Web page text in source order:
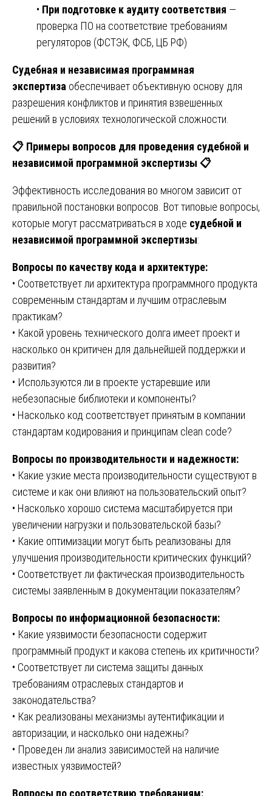
• При подготовке к аудиту соответствия —
проверка ПО на соответствие требованиям
регуляторов (ФСТЭК, ФСБ, ЦБ РФ)
Судебная и независимая программная
экспертиза обеспечивает объективную основу для
разрешения конфликтов и принятия взвешенных
решений в условиях технологической сложности.
📋 Примеры вопросов для проведения судебной и
независимой программной экспертизы 📋
Эффективность исследования во многом зависит от
правильной постановки вопросов. Вот типовые вопросы,
которые могут рассматриваться в ходе судебной и
независимой программной экспертизы:
Вопросы по качеству кода и архитектуре:
• Соответствует ли архитектура программного продукта
современным стандартам и лучшим отраслевым
практикам?
• Какой уровень технического долга имеет проект и
насколько он критичен для дальнейшей поддержки и
развития?
• Используются ли в проекте устаревшие или
небезопасные библиотеки и компоненты?
• Насколько код соответствует принятым в компании
стандартам кодирования и принципам clean code?
Вопросы по производительности и надежности:
• Какие узкие места производительности существуют в
системе и как они влияют на пользовательский опыт?
• Насколько хорошо система масштабируется при
увеличении нагрузки и пользовательской базы?
• Какие оптимизации могут быть реализованы для
улучшения производительности критических функций?
• Соответствует ли фактическая производительность
системы заявленным в документации показателям?
Вопросы по информационной безопасности:
• Какие уязвимости безопасности содержит
программный продукт и какова степень их критичности?
• Соответствует ли система защиты данных
требованиям отраслевых стандартов и
законодательства?
• Как реализованы механизмы аутентификации и
авторизации, и насколько они надежны?
• Проведен ли анализ зависимостей на наличие
известных уязвимостей?
Вопросы по соответствию требованиям: